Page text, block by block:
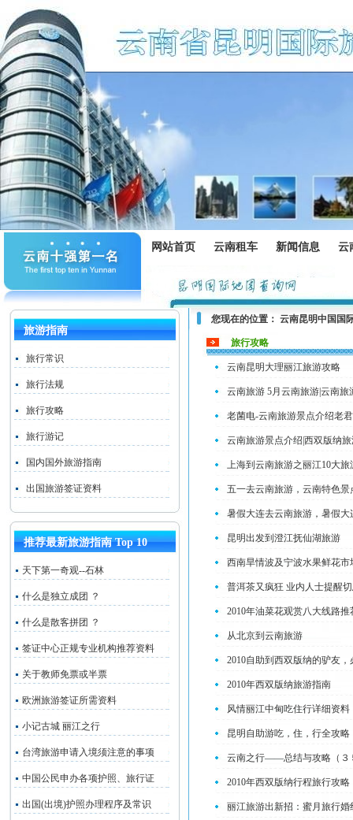
网站首页 云南租车 新闻信息 云
旅游指南
旅行常识
旅行法规
旅行攻略
旅行游记
国内国外旅游指南
出国旅游签证资料
推荐最新旅游指南 Top 10
天下第一奇观--石林
什么是独立成团 ？
什么是散客拼团 ？
签证中心正规专业机构推荐资料
关于教师免票或半票
欧洲旅游签证所需资料
小记古城 丽江之行
台湾旅游申请入境须注意的事项
中国公民申办各项护照、旅行证
出国(出境)护照办理程序及常识
您现在的位置： 云南昆明中国国
旅行攻略
云南昆明大理丽江旅游攻略
云南旅游 5月云南旅游|云南
老菌电-云南旅游景点介绍老
云南旅游景点介绍|西双版纳
上海到云南旅游之丽江10大
五一去云南旅游，云南特色景
暑假大连去云南旅游，暑假
昆明出发到澄江抚仙湖旅游
西南旱情波及宁波水果鲜花市
普洱茶又疯狂 业内人士提醒
2010年油菜花观赏八大线路推
从北京到云南旅游
2010自助到西双版纳的驴友，
2010年西双版纳旅游指南
风情丽江中甸吃住行详细资料
昆明自助游吃，住，行全攻略
云南之行——总结与攻略（３
2010年西双版纳行程旅行攻略
丽江旅游出新招：蜜月旅行婚